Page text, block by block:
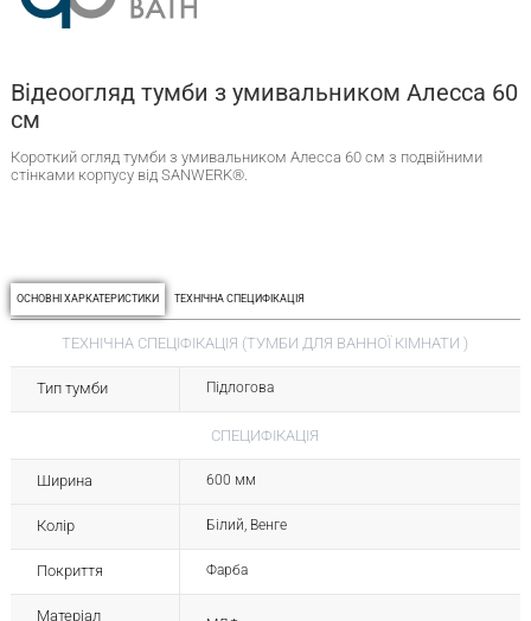
Відеоогляд тумби з умивальником Алесса 60
см
Короткий огляд тумби з умивальником Алесса 60 см з подвійними
стінками корпусу від SANWERK®.
ОСНОВНІ ХАРКАТЕРИСТИКИ ТЕХНІЧНА СПЕЦИФІКАЦІЯ
ТЕХНІЧНА СПЕЦІФІКАЦІЯ (ТУМБИ ДЛЯ ВАННОЇ КІМНАТИ )
Тип тумби Підлогова
СПЕЦИФІКАЦІЯ
Ширина 600 мм
Колір Білий, Венге
Покриття Фарба
Матеріал